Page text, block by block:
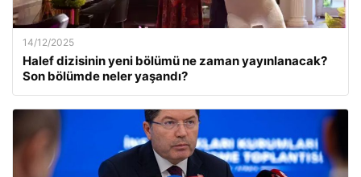
14/12/2025
Halef dizisinin yeni bölümü ne zaman yayınlanacak?
Son bölümde neler yaşandı?